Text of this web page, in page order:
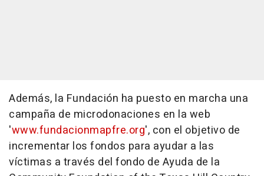
Además, la Fundación ha puesto en marcha una
campaña de microdonaciones en la web
'www.fundacionmapfre.org', con el objetivo de
incrementar los fondos para ayudar a las
víctimas a través del fondo de Ayuda de la